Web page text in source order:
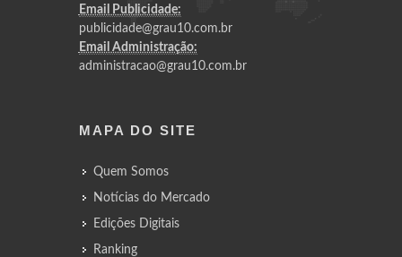
Email Publicidade:
publicidade@grau10.com.br
Email Administração:
administracao@grau10.com.br
MAPA DO SITE
Quem Somos
Notícias do Mercado
Edições Digitais
Ranking